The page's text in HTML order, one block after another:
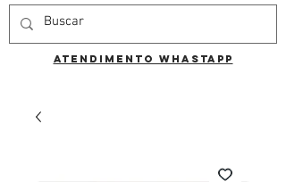
ATENDIMENTO WHASTAPP